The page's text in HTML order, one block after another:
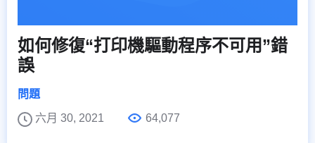
如何修復“打印機驅動程序不可用”錯
誤
問題
六月 30, 2021
64,077